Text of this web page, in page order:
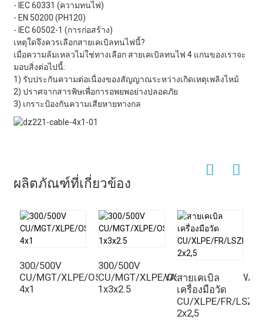
- IEC 60331 (ความทนไฟ)
- EN 50200 (PH120)
- IEC 60502-1 (การก่อสร้าง)
เหตุใดจึงควรเลือกสายเคเบิลทนไฟนี้?
เมื่อความล้มเหลวไม่ใช่ทางเลือก สายเคเบิลทนไฟ 4 แกนของเราจะ
มอบสิ่งต่อไปนี้:
1) รับประกันความต่อเนื่องของสัญญาณระหว่างเกิดเหตุเพลิงไหม้
2) ปราศจากสารพิษเพื่อการอพยพอย่างปลอดภัย
3) เกราะป้องกันความเสียหายทางกล
ผลิตภัณฑ์ที่เกี่ยวข้อง
300/500V
CU/MGT/XLPE/OS/FR/LSZH/GSWA/LSZH
4x1
300/500V
CU/MGT/XLPE/OS/FR/LSZH/GSWA/
1x3x2.5
สายเคเบิล
เครื่องมือวัด
CU/XLPE/FR/
2x2,5